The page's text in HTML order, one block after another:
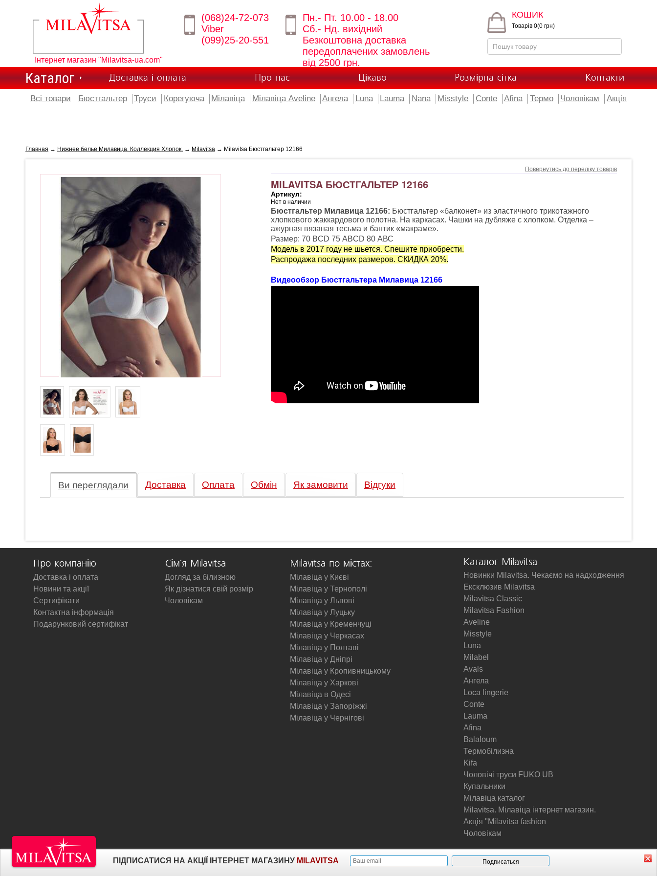
Інтернет магазин "Milavitsa-ua.com"
(068)24-72-073
Viber
(099)25-20-551
Пн.- Пт. 10.00 - 18.00
Сб.- Нд. вихідний
Безкоштовна доставка
передоплачених замовлень
від 2500 грн.
КОШИК
Товарів 0(0 грн)
Каталог Доставка і оплата Про нас Цікаво Розмірна сітка Контакти
Всі товари Бюстгальтер Труси Корегуюча Мілавіца Мілавіца Aveline Ангела Luna Lauma Nana Misstyle Conte Afina Термо Чоловікам Акція
Главная → Нижнее белье Милавица. Коллекция Хлопок. → Milavitsa → Milavitsa Бюстгальтер 12166
Повернутись до переліку товарів
MILAVITSA БЮСТГАЛЬТЕР 12166
Артикул:
Нет в наличии
Бюстгальтер Милавица 12166: Бюстгальтер «балконет» из эластичного трикотажного
хлопкового жаккардового полотна. На каркасах. Чашки на дубляже с хлопком. Отделка –
ажурная вязаная тесьма и бантик «макраме».
Размер: 70 ВCD 75 АВCD 80 АВС
Модель в 2017 году не шьется. Спешите приобрести.
Распродажа последних размеров. СКИДКА 20%.
Видеообзор Бюстгальтера Милавица 12166
Ви переглядали Доставка Оплата Обмін Як замовити Відгуки
Про компанію
Доставка і оплата
Новини та акції
Сертифікати
Контактна інформація
Подарунковий сертифікат
Сім'я Milavitsa
Догляд за білизною
Як дізнатися свій розмір
Чоловікам
Milavitsa по містах:
Мілавіца у Києві
Мілавіца у Тернополі
Мілавіца у Львові
Мілавіца у Луцьку
Мілавіца у Кременчуці
Мілавіца у Черкасах
Мілавіца у Полтаві
Мілавіца у Дніпрі
Мілавіца у Кропивницькому
Мілавіца у Харкові
Мілавіца в Одесі
Мілавіца у Запоріжжі
Мілавіца у Чернігові
Каталог Milavitsa
Новинки Milavitsa. Чекаємо на надходження
Ексклюзив Milavitsa
Milavitsa Classic
Milavitsa Fashion
Aveline
Misstyle
Luna
Milabel
Avals
Ангела
Loca lingerie
Conte
Lauma
Afina
Balaloum
Термобілизна
Kifa
Чоловічі труси FUKO UB
Купальники
Мілавіца каталог
Milavitsa. Мілавіца інтернет магазин.
Акція "Milavitsa fashion
Чоловікам
ПІДПИСАТИСЯ НА АКЦІЇ ІНТЕРНЕТ МАГАЗИНУ MILAVITSA
© Milavitsa.